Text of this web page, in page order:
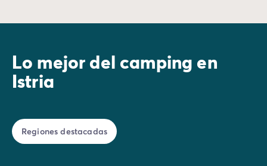
Lo mejor del camping en
Istria
Regiones destacadas